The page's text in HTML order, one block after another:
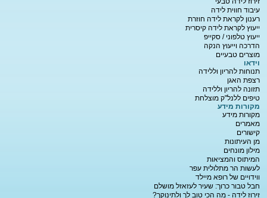
עיבוד חווית לידה
רענון לקראת לידה חוזרת
ייעוץ לקראת לידה קיסרית
ייעוץ טלפוני / סקייפ
הדרכה וייעוץ הנקה
מוצרים טבעיים
וידאו
תנוחות להריון וללידה
רצפת האגן
תזונה להריון וללידה
טיפים ללנל"ק מוצלחת
מקורות מידע
מקורות מידע
מאמרים
קישורים
מן העיתונות
מילון מונחים
המיתוס והמציאות
לעשות הר מתלולית עפר
ווידויים של רופא מיילד
חבל טבור כרוך: שעיר לעזאזל מושלם
זירוז לידה - מה הכי טוב לך ולתינוקך?